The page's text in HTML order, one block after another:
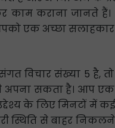
काम कराना जानते
एक अच्छा सलाहकार
विचार संख्या 5 है,
अपना सकता है। आप
के लिए मिनटों में
स्थिति से बाहर